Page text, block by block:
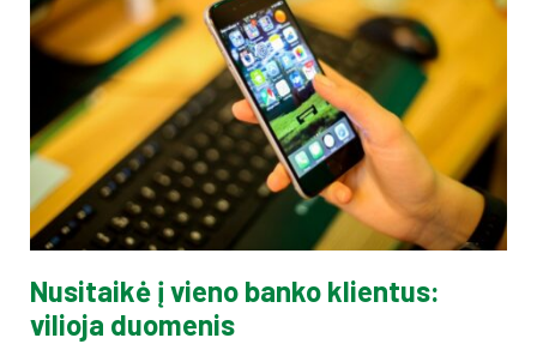
Nusitaikė į vieno banko klientus:
vilioja duomenis